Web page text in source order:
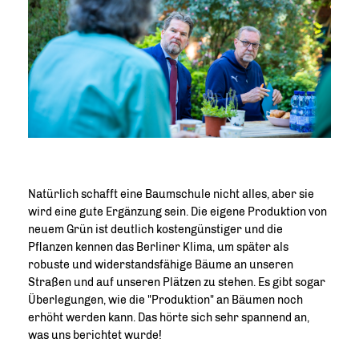
Natürlich schafft eine Baumschule nicht alles, aber sie
wird eine gute Ergänzung sein. Die eigene Produktion von
neuem Grün ist deutlich kostengünstiger und die
Pflanzen kennen das Berliner Klima, um später als
robuste und widerstandsfähige Bäume an unseren
Straßen und auf unseren Plätzen zu stehen. Es gibt sogar
Überlegungen, wie die "Produktion" an Bäumen noch
erhöht werden kann. Das hörte sich sehr spannend an,
was uns berichtet wurde!